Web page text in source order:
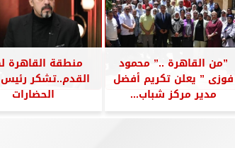
”من القاهرة ..” محمود
فوزى ” يعلن تكريم أفضل
مدير مركز شباب...
منطقة القاهرة
القدم..تشكر
الحضارات